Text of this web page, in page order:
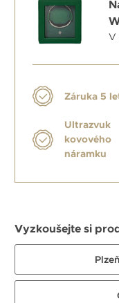
V
Záruka 5
Ultrazvuk
kovového
náramku
Vyzkoušejte si